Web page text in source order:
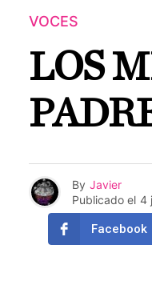
VOCES
LOS
By Javier
Publicado el 4
Facebook